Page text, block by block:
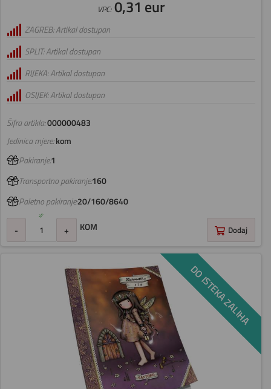
Šifra artikla:000000483
VPC:0,31 eur
ZAGREB: Artikal dostupan
SPLIT: Artikal dostupan
RIJEKA: Artikal dostupan
OSIJEK: Artikal dostupan
Jedinica mjere:kom
Pakiranje:1
Transportno pakiranje:160
Paletno pakiranje:20/160/8640
- + KOM Dodaj
DO ISTEKA ZALIHA